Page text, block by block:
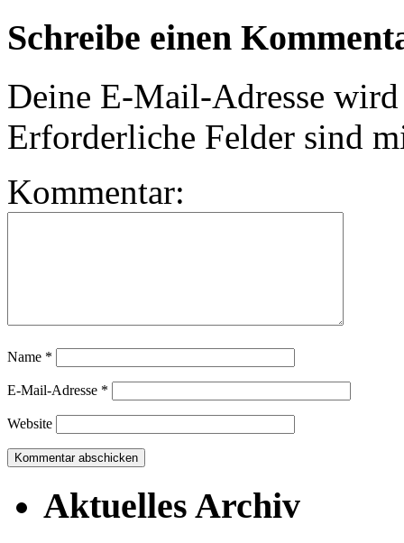
Schreibe einen
Deine E-Mail-Adresse
Erforderliche Felder sind
Kommentar:
Name *
E-Mail-Adresse *
Website
Aktuelles Archiv